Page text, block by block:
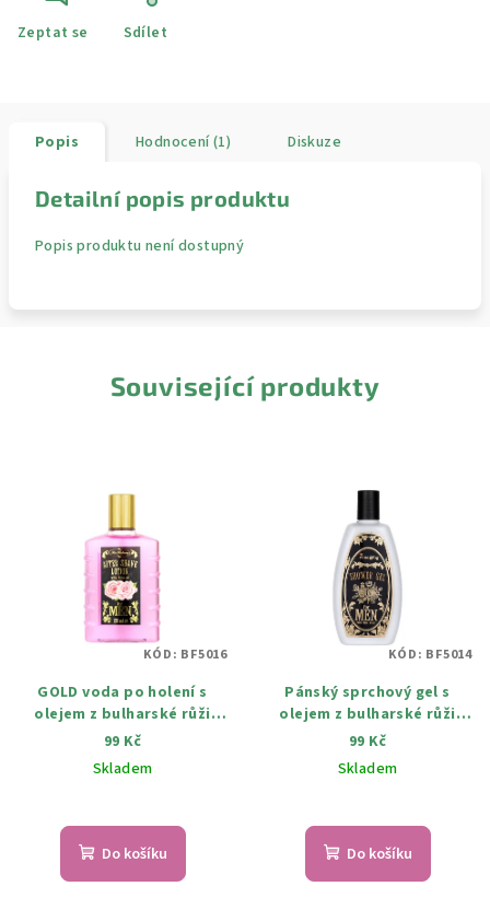
Zeptat se Sdílet
Popis Hodnocení (1) Diskuze
Detailní popis produktu
Popis produktu není dostupný
Související produkty
GOLD voda po holení s
olejem z bulharské růži
120ml
99 Kč
Skladem
Do košíku
KÓD: BF5016
Pánský sprchový gel s
olejem z bulharské růži
Gold 200 ml
99 Kč
Skladem
Do košíku
KÓD: BF5014